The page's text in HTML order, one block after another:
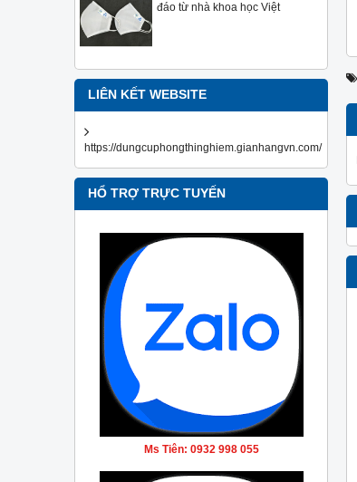
đáo từ nhà khoa học Việt
LIÊN KẾT WEBSITE
https://dungcuphongthinghiem.gianhangvn.com/
HỔ TRỢ TRỰC TUYẾN
Ms Tiên: 0932 998 055